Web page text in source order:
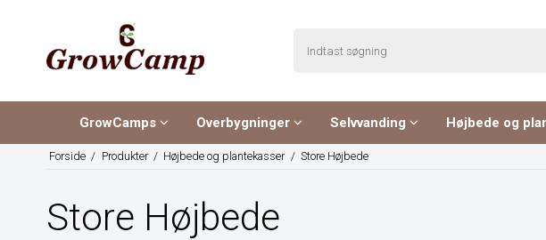
GrowCamps Overbygninger Selvvanding Højbede og
Forside / Produkter / Højbede og plantekasser / Store Højbede
Store Højbede